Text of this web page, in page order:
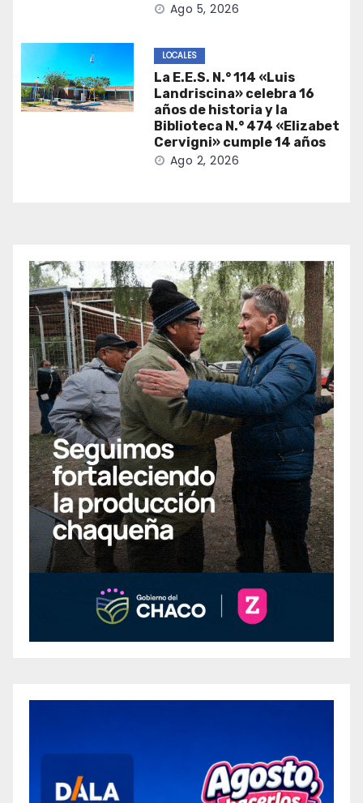
Ago 5, 2026
LOCALES
La E.E.S. N.° 114 «Luis
Landriscina» celebra 16
años de historia y la
Biblioteca N.° 474 «Elizabet
Cervigni» cumple 14 años
Ago 2, 2026